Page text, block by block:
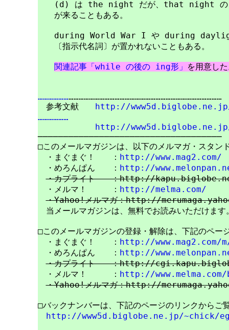
(d) は the night だが、that night のよう
が来ることもある。
during World War I や during daylight
〔指示代名詞〕が置かれないこともある。
関連記事「while の後の ing形」 を用意し
………………………………………………………………………………………………
参考文献
http://
………………
http://
────────────────────────────────────
□このメールマガジンは、以下のメルマガ・スタン
・まぐまぐ！　　： http://www.mag2.com/
・めろんぱん　　： http://
・カプライト　　：http://
・メルマ！　　　： http://melma.com/
・Yahoo!メルマガ：http://
当メールマガジンは、無料でお読みいただけます
□このメールマガジンの登録・解除は、下記のペー
・まぐまぐ！　　： http://www.mag2.com/
・めろんぱん　　： http://
・カプライト　　：http://
・メルマ！　　　： http://www.melma.com/
・Yahoo!メルマガ：http://
□バックナンバーは、下記のページのリンクからご
http://www5d.biglobe.ne.jp/~chick/